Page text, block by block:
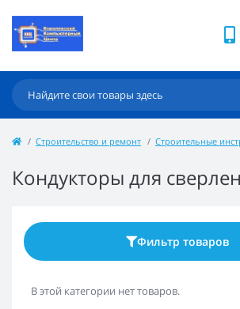
Строительство и ремонт Строительные
Кондукторы для
Фильтр товаров
В этой категории нет товаров.